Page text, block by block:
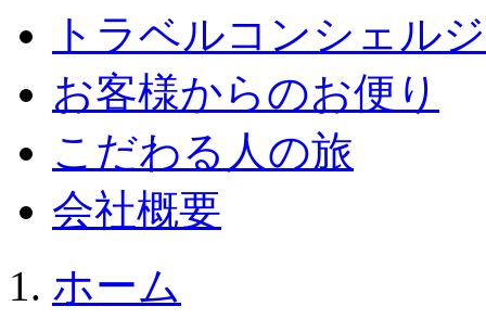
トラベルコンシェル
お客様からのお便り
こだわる人の旅
会社概要
ホーム